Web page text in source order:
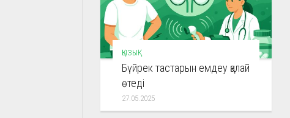
ҚЫЗЫҚ
Бүйрек тастарын емдеу қалай
өтеді
27.05.2025